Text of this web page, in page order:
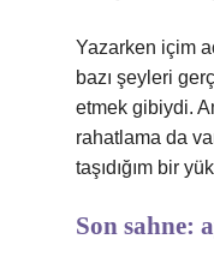
Yazarken içim
bazı şeyleri
etmek gibiydi.
rahatlama da
taşıdığım bir
Son sahne: